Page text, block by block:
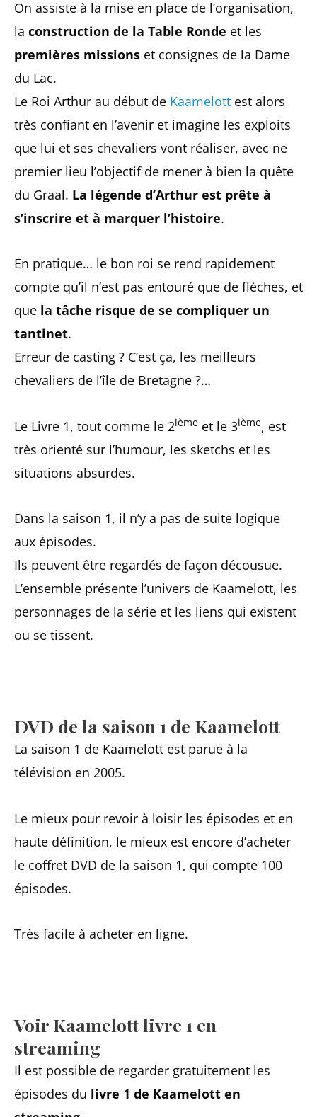
On assiste à la mise en place de l’organisation,
la construction de la Table Ronde et les
premières missions et consignes de la Dame
du Lac.
Le Roi Arthur au début de Kaamelott est alors
très confiant en l’avenir et imagine les exploits
que lui et ses chevaliers vont réaliser, avec ne
premier lieu l’objectif de mener à bien la quête
du Graal. La légende d’Arthur est prête à
s’inscrire et à marquer l’histoire.
En pratique… le bon roi se rend rapidement
compte qu’il n’est pas entouré que de flèches, et
que la tâche risque de se compliquer un
tantinet.
Erreur de casting ? C’est ça, les meilleurs
chevaliers de l’île de Bretagne ?…
Le Livre 1, tout comme le 2ième et le 3ième, est
très orienté sur l’humour, les sketchs et les
situations absurdes.
Dans la saison 1, il n’y a pas de suite logique
aux épisodes.
Ils peuvent être regardés de façon décousue.
L’ensemble présente l’univers de Kaamelott, les
personnages de la série et les liens qui existent
ou se tissent.
DVD de la saison 1 de Kaamelott
La saison 1 de Kaamelott est parue à la
télévision en 2005.
Le mieux pour revoir à loisir les épisodes et en
haute définition, le mieux est encore d’acheter
le coffret DVD de la saison 1, qui compte 100
épisodes.
Très facile à acheter en ligne.
Voir Kaamelott livre 1 en
streaming
Il est possible de regarder gratuitement les
épisodes du livre 1 de Kaamelott en